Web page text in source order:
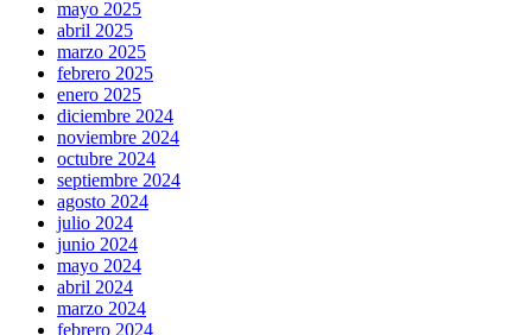
mayo 2025
abril 2025
marzo 2025
febrero 2025
enero 2025
diciembre 2024
noviembre 2024
octubre 2024
septiembre 2024
agosto 2024
julio 2024
junio 2024
mayo 2024
abril 2024
marzo 2024
febrero 2024